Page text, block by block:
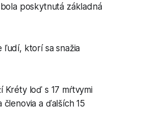
poskytnutá základná
ľudí, ktorí sa snažia
Kréty loď s 17 mŕtvymi
a ďalších 15